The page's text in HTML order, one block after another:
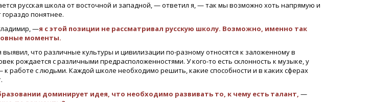
русская школа от восточной и западной, — ответил я, — так мы возможно хоть напрямую и
понятнее.
—я с этой позиции не рассматривал русскую школу. Возможно, именно так
моменты.
что различные культуры и цивилизации по-разному относятся к заложенному в
рождается с различными предрасположенностями. У кого-то есть склонность к музыке, у
к работе с людьми. Каждой школе необходимо решить, какие способности и в каких сферах
доминирует идея, что необходимо развивать то, к чему есть талант, —